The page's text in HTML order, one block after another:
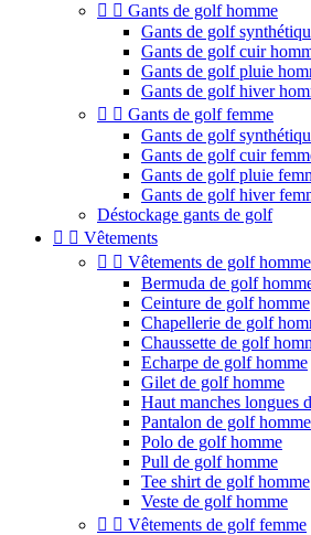
  Gants de golf homme
Gants de golf
Gants de golf cuir
Gants de golf pluie
Gants de golf hiver
  Gants de golf femme
Gants de golf
Gants de golf cuir
Gants de golf pluie
Gants de golf hiver
Déstockage gants de golf
  Vêtements
  Vêtements de golf homme
Bermuda de golf
Ceinture de golf homme
Chapellerie de golf
Chaussette de golf
Echarpe de golf homme
Gilet de golf homme
Haut manches longues
Pantalon de golf homme
Polo de golf homme
Pull de golf homme
Tee shirt de golf homme
Veste de golf homme
  Vêtements de golf femme